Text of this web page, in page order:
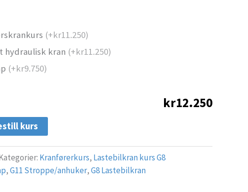
(+kr11.250)
hydraulisk kran (+kr11.250)
(+kr9.750)
kr12.250
kurs
Kranførerkurs, Lastebilkran kurs G8
,G11 Stroppe/anhuker,G8 Lastebilkran